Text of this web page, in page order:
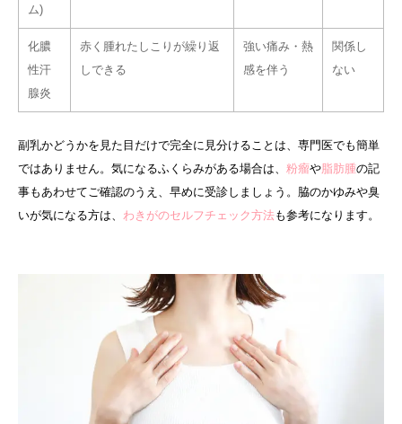
ム)
化膿
性汗
腺炎
赤く腫れたしこりが繰り返
しできる
強い痛み・熱
感を伴う
関係し
ない
副乳かどうかを見た目だけで完全に見分けることは、専門医でも簡単
ではありません。気になるふくらみがある場合は、 粉瘤や脂肪腫の記
事もあわせてご確認のうえ、早めに受診しましょう。脇のかゆみや臭
いが気になる方は、 わきがのセルフチェック方法も参考になります。